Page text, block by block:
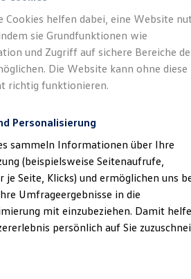
Angebote
Leasing
Leasing
Leasing
Leasing
ohne Anzahlung
mit Schlussrate
und Garantien
Class bei Volkswagen
Entspannter.
Der ID.7.
Cookies helfen dabei, eine Website
sie Grundfunktionen wie
und Zugriff auf sichere Bereiche
Die Website kann ohne diese
richtig funktionieren.
Personalisierung
sammeln Informationen über Ihre
(beispielsweise Seitenaufrufe,
je Seite, Klicks) und ermöglichen uns
Umfrageergebnisse in die
mit einzubeziehen. Damit
persönlich auf Sie